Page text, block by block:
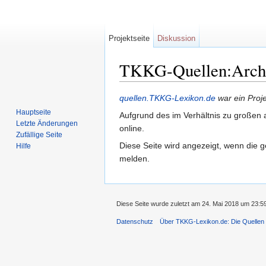
TKKG-
quellen.TKKG-Lexikon.de war ein
Aufgrund des im Verhältnis zu großen
online.
Diese Seite wird angezeigt, wenn die
melden.
Projektseite Diskussion
Hauptseite
Letzte Änderungen
Zufällige Seite
Hilfe
Diese Seite wurde zuletzt am 24. Mai 2018 um
Datenschutz Über TKKG-Lexikon.de: Die